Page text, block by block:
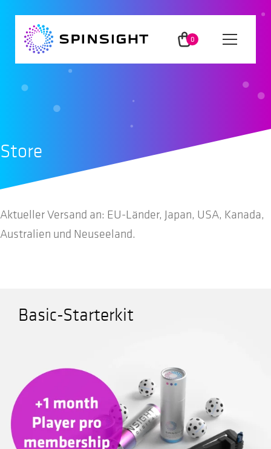
Navigation
springen
Inhalt
springen
Menü
Wissen
Nutzer
Unternehmen
0
kel
Store
Aktueller Versand an: EU-Länder, Japan, USA, Kanada,
Australien und Neuseeland.
Basic-Starterkit